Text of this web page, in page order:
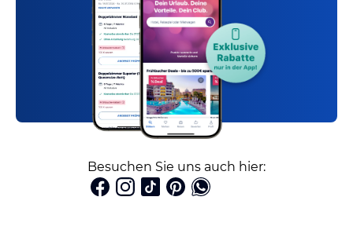
Besuchen Sie uns auch hier: